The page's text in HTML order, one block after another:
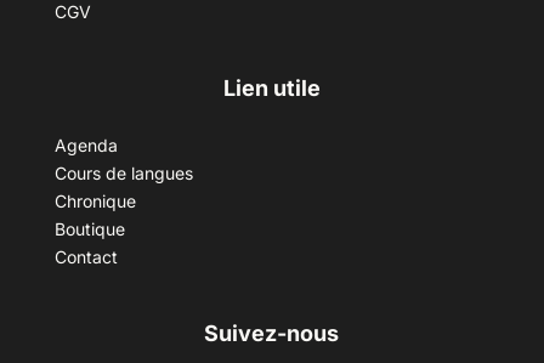
CGV
Lien utile
Agenda
Cours de langues
Chronique
Boutique
Contact
Suivez-nous